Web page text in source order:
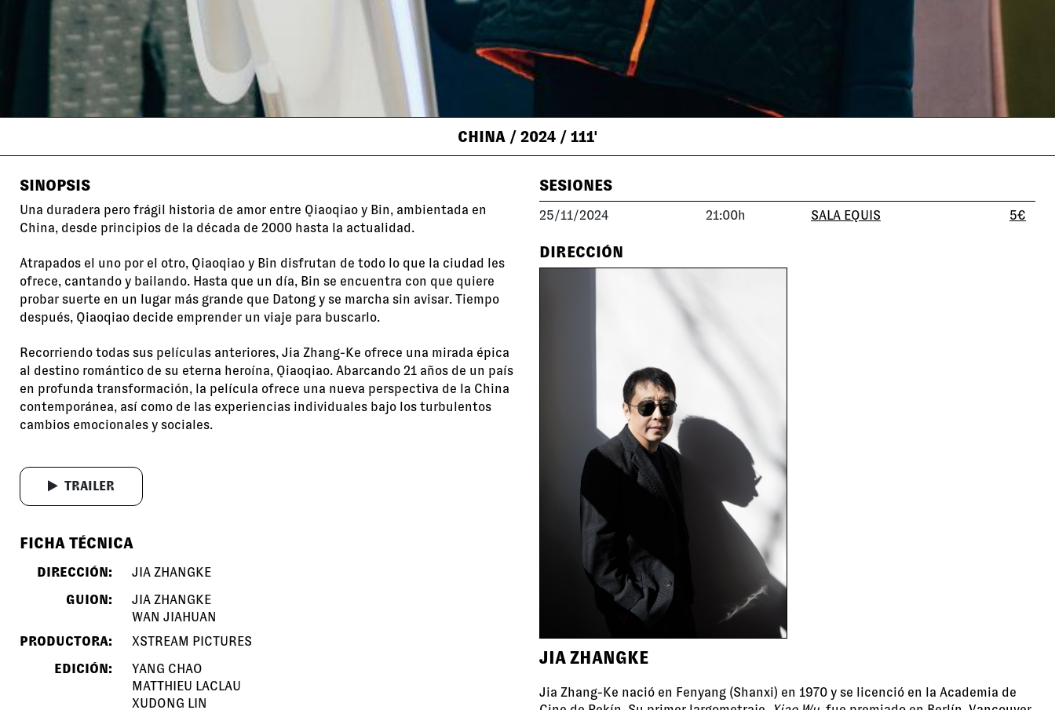
CHINA / 2024 / 111'
SINOPSIS
Una duradera pero frágil historia de amor entre Qiaoqiao y Bin, ambientada en
China, desde principios de la década de 2000 hasta la actualidad.
Atrapados el uno por el otro, Qiaoqiao y Bin disfrutan de todo lo que la ciudad les
ofrece, cantando y bailando. Hasta que un día, Bin se encuentra con que quiere
probar suerte en un lugar más grande que Datong y se marcha sin avisar. Tiempo
después, Qiaoqiao decide emprender un viaje para buscarlo.
Recorriendo todas sus películas anteriores, Jia Zhang-Ke ofrece una mirada épica
al destino romántico de su eterna heroína, Qiaoqiao. Abarcando 21 años de un país
en profunda transformación, la película ofrece una nueva perspectiva de la China
contemporánea, así como de las experiencias individuales bajo los turbulentos
cambios emocionales y sociales.
TRAILER
FICHA TÉCNICA
DIRECCIÓN:
JIA ZHANGKE
GUION:
JIA ZHANGKE
WAN JIAHUAN
PRODUCTORA:
XSTREAM PICTURES
EDICIÓN:
YANG CHAO
MATTHIEU LACLAU
XUDONG LIN
SESIONES
25/11/2024 21:00h SALA EQUIS 5€
DIRECCIÓN
JIA ZHANGKE
Jia Zhang-Ke nació en Fenyang (Shanxi) en 1970 y se licenció en la Academia de